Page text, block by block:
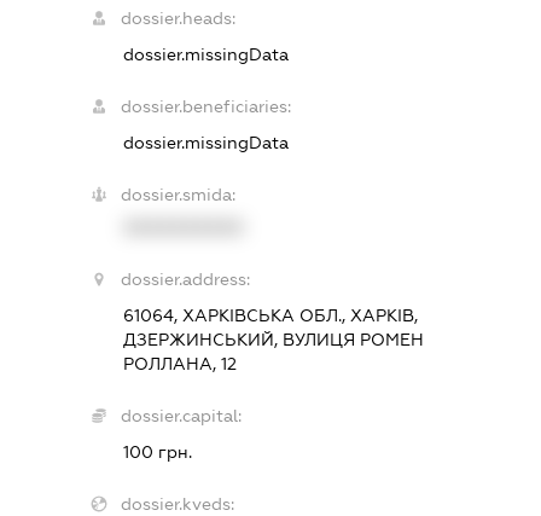
dossier.heads:
dossier.missingData
dossier.beneficiaries:
dossier.missingData
dossier.smida:
dossier.address:
61064, ХАРКІВСЬКА ОБЛ., ХАРКІВ,
ДЗЕРЖИНСЬКИЙ, ВУЛИЦЯ РОМЕН
РОЛЛАНА, 12
dossier.capital:
100 грн.
dossier.kveds: